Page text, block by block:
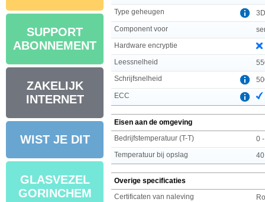
SUPPORT
ABONNEMENT
ZAKELIJK
INTERNET
WIST JE DIT
GLASVEZEL
GORINCHEM
Type geheugen
Component voor
Hardware encryptie
Leessnelheid
Schrijfsnelheid
ECC
Eisen aan de omgeving
Bedrijfstemperatuur (T-T)
0
Temperatuur bij opslag
Overige specificaties
Certificaten van naleving